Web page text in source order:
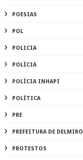
POESIAS
POL
POLICIA
POLÍCIA
POLÍCIA INHAPI
POLÍTICA
PRE
PREFEITURA DE DELMIRO
PROTESTOS